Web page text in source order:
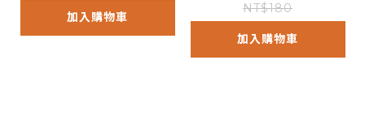
加入購物車
NT$180
加入購物車